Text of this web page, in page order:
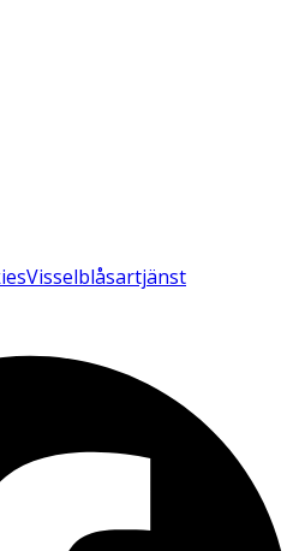
Visselblåsartjänst